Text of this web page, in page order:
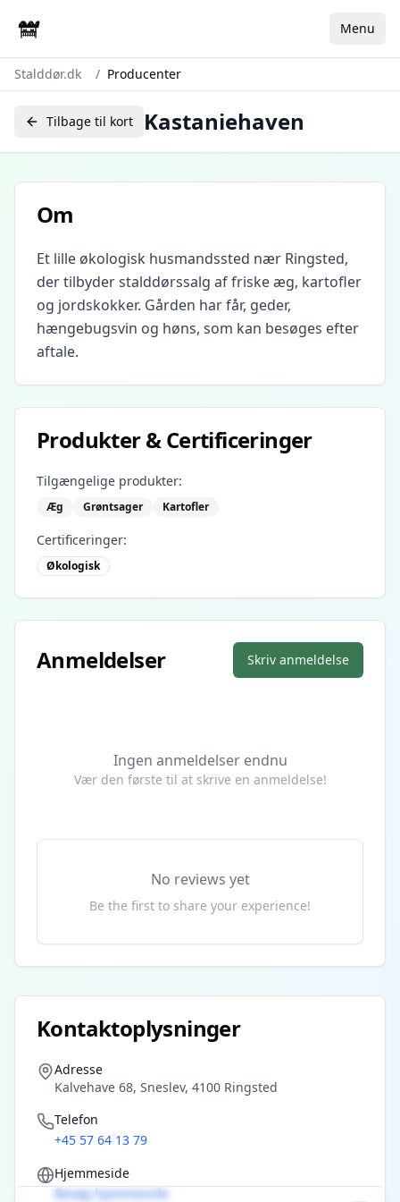
Menu
Stalddør.dk / Producenter
Tilbage til kort Kastaniehaven
Om
Et lille økologisk husmandssted nær Ringsted,
der tilbyder stalddørssalg af friske æg, kartofler
og jordskokker. Gården har får, geder,
hængebugsvin og høns, som kan besøges efter
aftale.
Produkter & Certificeringer
Tilgængelige produkter:
Æg Grøntsager Kartofler
Certificeringer:
Økologisk
Anmeldelser Skriv anmeldelse
Ingen anmeldelser endnu
Vær den første til at skrive en anmeldelse!
No reviews yet
Be the first to share your experience!
Kontaktoplysninger
Adresse
Kalvehave 68, Sneslev, 4100 Ringsted
Telefon
+45 57 64 13 79
Hjemmeside
Besøg hjemmeside